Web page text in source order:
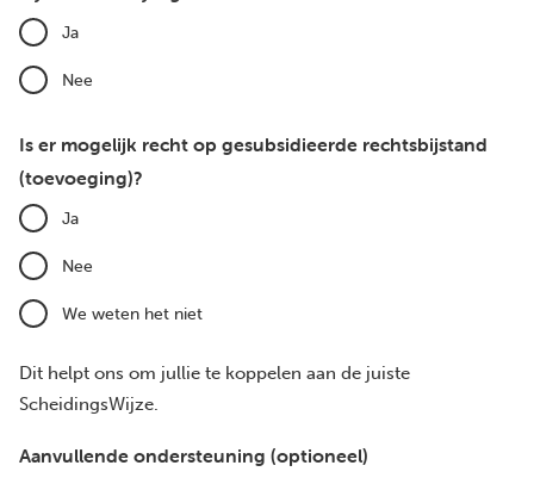
Ja
Nee
Is er mogelijk recht op gesubsidieerde rechtsbijstand
(toevoeging)?
Ja
Nee
We weten het niet
Dit helpt ons om jullie te koppelen aan de juiste
ScheidingsWijze.
Aanvullende ondersteuning (optioneel)